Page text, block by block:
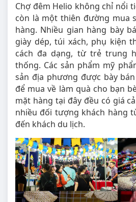
Chợ đêm Helio không chỉ nổi
còn là một thiên đường mua
hàng. Nhiều gian hàng bày
giày dép, túi xách, phụ kiện
cách đa dạng, từ trẻ trung
thống. Các sản phẩm mỹ
sản địa phương được bày
để mua về làm quà cho bạn
mặt hàng tại đây đều có giá
nhiều đối tượng khách hàng
đến khách du lịch.